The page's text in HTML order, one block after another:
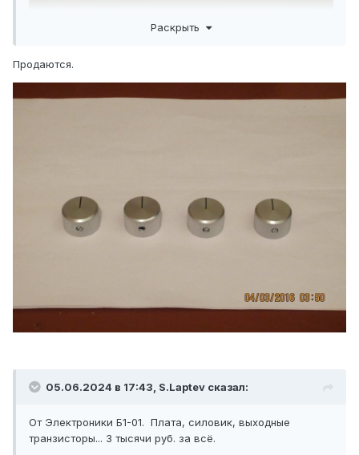
Раскрыть
Продаются.
05.06.2024 в 17:43, S.Laptev сказал:
От Электроники Б1-01. Плата, силовик, выходные
транзисторы... 3 тысячи руб. за всё.